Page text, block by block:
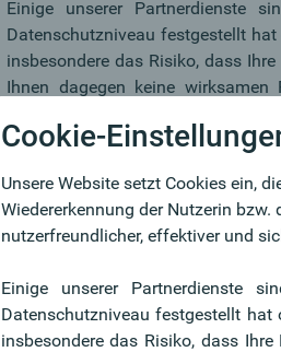
Einige unserer Partnerdienste
Datenschutzniveau festgestellt
insbesondere das Risiko, dass
Ihnen dagegen keine
Mit Klick auf den Button „Alle
Alle Details zu den Cookies finden
Technisch notwendige
Cookie-
Unsere Website setzt Cookies ein,
Wiedererkennung der Nutzerin
nutzerfreundlicher, effektiver und
Einige unserer Partnerdienste
Datenschutzniveau festgestellt hat
insbesondere das Risiko, dass